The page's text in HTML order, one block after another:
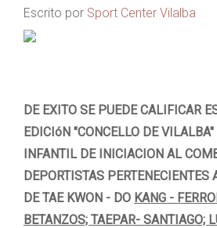
Escrito por Sport Center Vilalba
DE EXITO SE PUEDE CALIFICAR
EDICIóN "CONCELLO DE
INFANTIL DE INICIACION AL
DEPORTISTAS PERTENECIENTES
DE TAE KWON - DO KANG -
BETANZOS; TAEPAR- SANTIAGO;